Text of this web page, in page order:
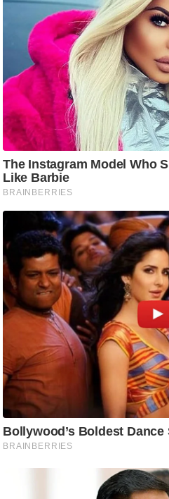
न
घ
रे
लू
नु
स्खे
प
न
स्थ
ल
फि
ट
स
मं
त्रा
रि
ले
श